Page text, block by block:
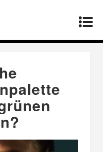
grünen Augen?